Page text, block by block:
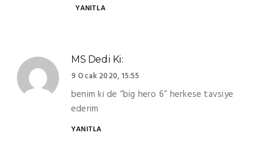
YANITLA
MS Dedi Ki:
9 Ocak 2020, 15:55
benim ki de “big hero 6” herkese tavsiye
ederim
YANITLA